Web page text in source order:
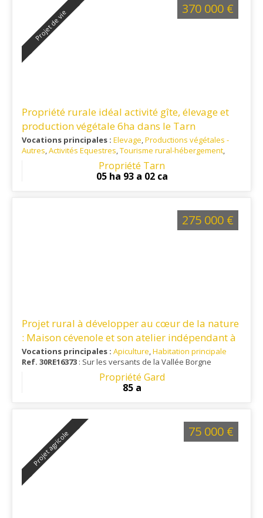
Projet de vie
Propriété rurale idéal activité gîte, élevage et
production végétale 6ha dans le Tarn
Vocations principales : Elevage,Productions végétales -
Autres,Activités Equestres,Tourisme rural-hébergement,
Artisanat / Commerce
: Situé au calme et à 10 minutes de toutes les
Propriété Tarn
05 ha 93 a 02 ca
370 000 €
Projet rural à développer au cœur de la nature
: Maison cévenole et son atelier indépendant à
aménager
Vocations principales : Apiculture,Habitation principale
Ref. 30RE16373 : Sur les versants de la Vallée Borgne
Propriété Gard
85 a
275 000 €
Projet agricole 75 000 €